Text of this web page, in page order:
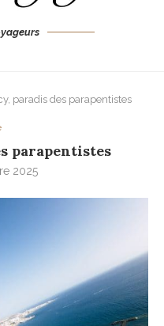
paradis des parapentistes
parapentistes
2025